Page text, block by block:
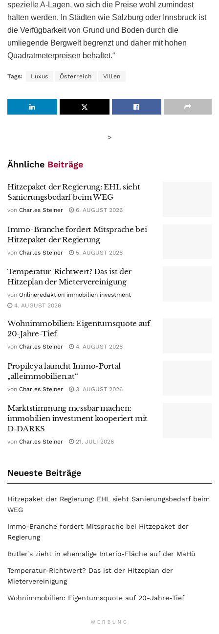
spezielle A-Lagen, wo sich die Preise wohl zumindest
halten werden. In Städten wie Salzburg oder Innsbruck ist
die Verfügbarkeit von Grund und Boden durch die
umliegende Bergwelt begrenzt und daher mit hohen
Quadratmeterpreisen behaftet.“
Tags: Luxus Österreich Villen
>
Ähnliche Beiträge
Hitzepaket der Regierung: EHL sieht
Sanierungsbedarf beim WEG
von Charles Steiner 6. AUGUST 2026
Immo-Branche fordert Mitsprache bei
Hitzepaket der Regierung
von Charles Steiner 5. AUGUST 2026
Temperatur-Richtwert? Das ist der
Hitzeplan der Mietervereinigung
von Onlineredaktion immobilien investment
4. AUGUST 2026
Wohnimmobilien: Eigentumsquote auf
20-Jahre-Tief
von Charles Steiner 4. AUGUST 2026
Propileya launcht Immo-Portal
„alleimmobilien.at“
von Charles Steiner 3. AUGUST 2026
Marktstimmung messbar machen:
immobilien investment kooperiert mit
D-DARKS
von Charles Steiner 21. JULI 2026
Neueste Beiträge
Hitzepaket der Regierung: EHL sieht Sanierungsbedarf beim
WEG
Immo-Branche fordert Mitsprache bei Hitzepaket der
Regierung
Butler’s zieht in ehemalige Interio-Fläche auf der MaHü
Temperatur-Richtwert? Das ist der Hitzeplan der
Mietervereinigung
Wohnimmobilien: Eigentumsquote auf 20-Jahre-Tief
WERBUNG